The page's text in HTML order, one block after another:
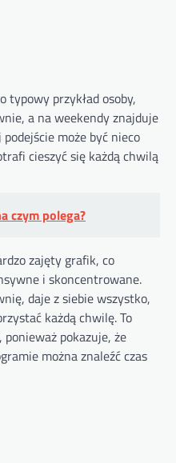
typowy przykład osoby,
a na weekendy znajduje
może być nieco
cieszyć się każdą chwilą
czym polega?
zajęty grafik, co
i skoncentrowane.
daje z siebie wszystko,
każdą chwilę. To
pokazuje, że
można znaleźć czas